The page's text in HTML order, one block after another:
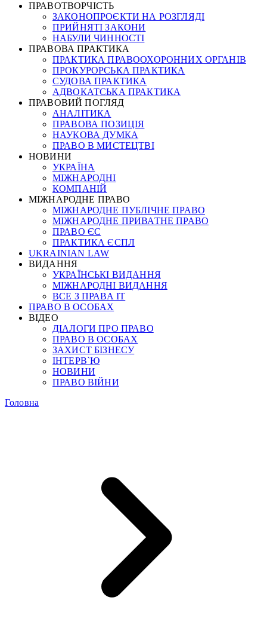
ПРАВОТВОРЧІСТЬ
ЗАКОНОПРОЄКТИ НА РОЗГЛЯДІ
ПРИЙНЯТІ ЗАКОНИ
НАБУЛИ ЧИННОСТІ
ПРАВОВА ПРАКТИКА
ПРАКТИКА ПРАВООХОРОННИХ ОРГАНІВ
ПРОКУРОРСЬКА ПРАКТИКА
СУДОВА ПРАКТИКА
АДВОКАТСЬКА ПРАКТИКА
ПРАВОВИЙ ПОГЛЯД
АНАЛІТИКА
ПРАВОВА ПОЗИЦІЯ
НАУКОВА ДУМКА
ПРАВО В МИСТЕЦТВІ
НОВИНИ
УКРАЇНА
МІЖНАРОДНІ
КОМПАНІЙ
МІЖНАРОДНЕ ПРАВО
МІЖНАРОДНЕ ПУБЛІЧНЕ ПРАВО
МІЖНАРОДНЕ ПРИВАТНЕ ПРАВО
ПРАВО ЄС
ПРАКТИКА ЄСПЛ
UKRAINIAN LAW
ВИДАННЯ
УКРАЇНСЬКІ ВИДАННЯ
МІЖНАРОДНІ ВИДАННЯ
ВСЕ З ПРАВА ІТ
ПРАВО В ОСОБАХ
ВІДЕО
ДІАЛОГИ ПРО ПРАВО
ПРАВО В ОСОБАХ
ЗАХИСТ БІЗНЕСУ
ІНТЕРВ`Ю
НОВИНИ
ПРАВО ВІЙНИ
Головна